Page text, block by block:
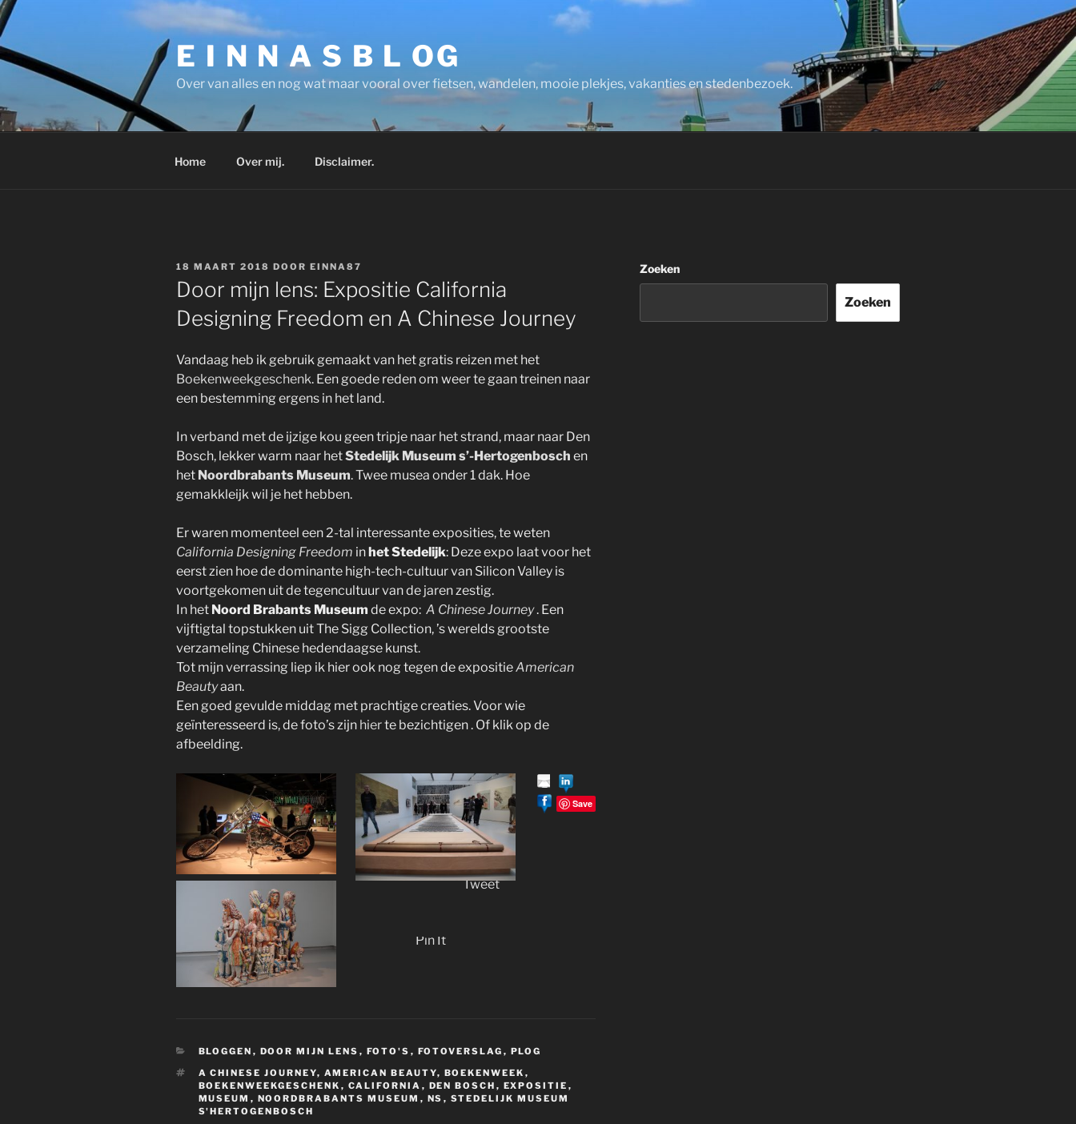
Ga
naar
de
inhoud
E I N N A S B L OG
Over van alles en nog wat maar vooral over fietsen, wandelen, mooie plekjes, vakanties en stedenbezoek.
Home Over mij. Disclaimer.
GEPLAATST
OP
18 MAART 2018 DOOR EINNA87
Door mijn lens: Expositie California
Designing Freedom en A Chinese Journey
Vandaag heb ik gebruik gemaakt van het gratis reizen met het
Boekenweekgeschenk. Een goede reden om weer te gaan treinen naar
een bestemming ergens in het land.
In verband met de ijzige kou geen tripje naar het strand, maar naar Den
Bosch, lekker warm naar hetStedelijk Museum s’-Hertogenbosch en
het Noordbrabants Museum. Twee musea onder 1 dak. Hoe
gemakkleijk wil je het hebben.
Er waren momenteel een 2-tal interessante exposities, te weten
California Designing Freedom in het Stedelijk: Deze expo laat voor het
eerst zien hoe de dominante high-tech-cultuur van Silicon Valley is
voortgekomen uit de tegencultuur van de jaren zestig.
In het Noord Brabants Museum de expo: A Chinese Journey. Een
vijftigtal topstukken uit The Sigg Collection, ’s werelds grootste
verzameling Chinese hedendaagse kunst.
Tot mijn verrassing liep ik hier ook nog tegen de expositieAmerican
Beautyaan.
Een goed gevulde middag met prachtige creaties. Voor wie
geïnteresseerd is, de foto’s zijn hierte bezichtigen . Of klik op de
afbeelding.
Tweet
Pin It
Save
CATEGORIEËN
BLOGGEN , DOOR MIJN LENS , FOTO'S , FOTOVERSLAG , PLOG
TAGS
A CHINESE JOURNEY, AMERICAN BEAUTY, BOEKENWEEK ,
BOEKENWEEKGESCHENK , CALIFORNIA , DEN BOSCH , EXPOSITIE ,
MUSEUM , NOORDBRABANTS MUSEUM , NS , STEDELIJK MUSEUM
S'HERTOGENBOSCH
Zoeken
Zoeken